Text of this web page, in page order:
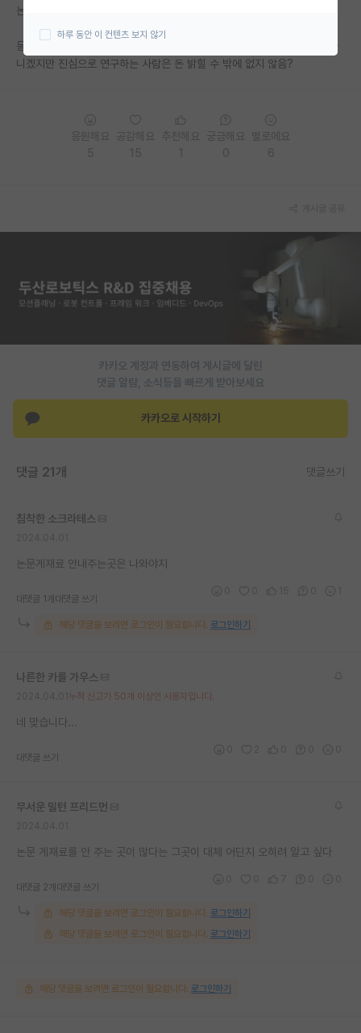
연구실(PI) 홍보 게시판
인문사회 계열 게시판
반도체/AI 게시판
장학금/장학생 게시판
홍보 게시판
커리어
반도체 아카데미
재팬라운지 🌸
논문 게재료 (지원 안되는 곳 많음)
등등 돈 들 부분이 한 두가지가 아닌데, 돈 밝힌다고 다 진심 연구자들은 아
니겠지만 진심으로 연구하는 사람은 돈 밝힐 수 밖에 없지 않음?
카카오 계정과 연동하여 게시글에 달린
댓글 알람, 소식등을 빠르게 받아보세요
카카오로 시작하기
댓글 21개 댓글쓰기
침착한 소크라테스
논문게재료 안내주는곳은 나와야지
대댓글 1개 대댓글 쓰기
해당 댓글을 보려면 로그인이 필요합니다. 로그인하기
나른한 카를 가우스
누적 신고가 50개 이상인 사용자입니다.
네 맞습니다...
대댓글 쓰기
무서운 밀턴 프리드먼
논문 게재료를 안 주는 곳이 많다는 그곳이 대체 어딘지 오히려 알고 싶다
대댓글 2개 대댓글 쓰기
해당 댓글을 보려면 로그인이 필요합니다. 로그인하기
해당 댓글을 보려면 로그인이 필요합니다. 로그인하기
해당 댓글을 보려면 로그인이 필요합니다. 로그인하기
하루 동안 이 컨텐츠 보지 않기